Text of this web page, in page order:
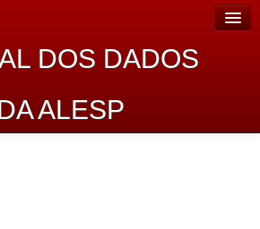
DOS DADOS
ALESP